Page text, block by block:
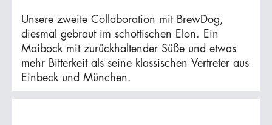
Unsere zweite Collaboration mit BrewDog,
diesmal gebraut im schottischen Elon. Ein
Maibock mit zurückhaltender Süße und etwas
mehr Bitterkeit als seine klassischen Vertreter aus
Einbeck und München.